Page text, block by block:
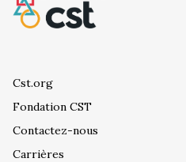
Cst.org
Fondation CST
Contactez-nous
Carrières